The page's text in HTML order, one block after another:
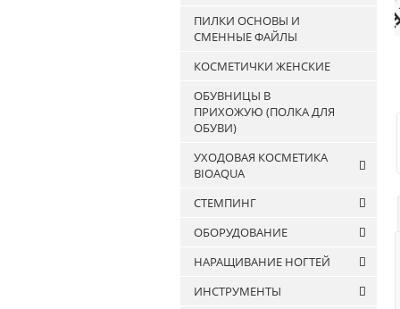
Жидкости для
обезжиривания ногтей и
снятия липкого слоя
кистей
ПИЛКИ ОСНОВЫ И
СМЕННЫЕ ФАЙЛЫ
КОСМЕТИЧКИ ЖЕНСКИЕ
ОБУВНИЦЫ В
ПРИХОЖУЮ (ПОЛКА ДЛЯ
ОБУВИ)
УХОДОВАЯ КОСМЕТИКА
BIOAQUA
Маски
Сыворотки и эссенции
СТЕМПИНГ
Штампы и скраперы для
стемпинга
ОБОРУДОВАНИЕ
И ПЕДИКЮРА
НАРАЩИВАНИЕ НОГТЕЙ
ИНСТРУМЕНТЫ